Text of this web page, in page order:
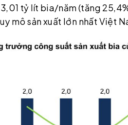
tỷ lít bia/năm (tăng
mô sản xuất lớn nhất Việt